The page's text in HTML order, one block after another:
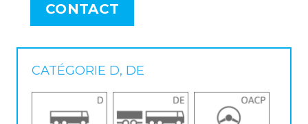
CONTACT
CATÉGORIE D, DE